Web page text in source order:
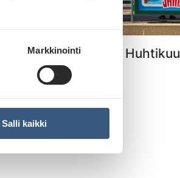
Markkinointi
Salli kaikki
Kuukauden parhaat – Huhtikuu